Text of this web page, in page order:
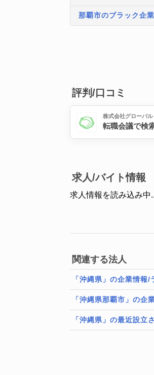
那覇市のブラック企
評判/口コミ
株式会社グローバ
転職会議で検
求人/バイト情報
求人情報を読み込み中
関連する法人
「沖縄県」の企業情報/
「沖縄県那覇市」の企
「沖縄県」の最近設立